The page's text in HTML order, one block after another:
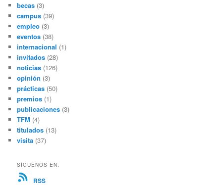
becas (3)
campus (39)
empleo (3)
eventos (38)
internacional (1)
invitados (28)
noticias (126)
opinión (3)
prácticas (50)
premios (1)
publicaciones (3)
TFM (4)
titulados (13)
visita (37)
SÍGUENOS EN:
RSS